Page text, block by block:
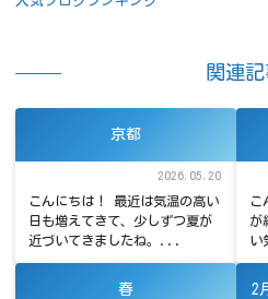
関連
京都
2026.05.20
こんにちは！ 最近は気温の高い
日も増えてきて、少しずつ夏が
近づいてきましたね。...
こ
が
い
春
2